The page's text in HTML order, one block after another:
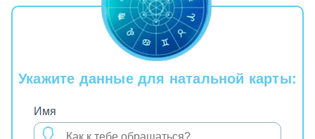
Укажите данные для натальной карты:
Имя